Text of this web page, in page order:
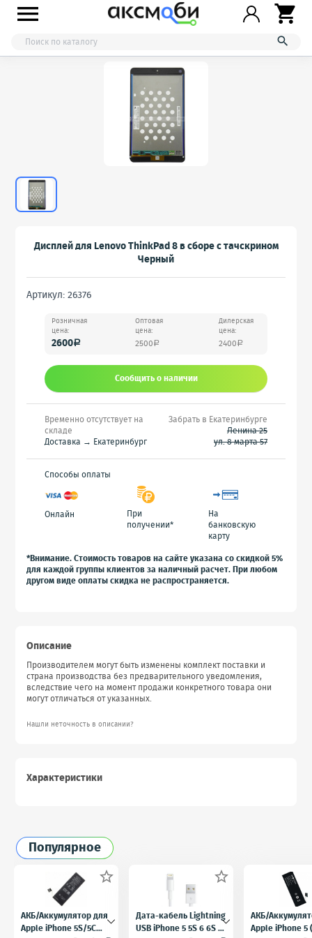



Дисплей для Lenovo ThinkPad 8 в сборе с тачскрином
Черный
Артикул: 26376
Розничная
цена:
2600a
Оптовая
цена:
2500 a
Дилерская
цена:
2400 a
Сообщить o наличии
Временно отсутствует на
складе
Доставка → Екатеринбург
Забрать в Екатеринбурге
Ленина 25
ул. 8 марта 57
Способы оплаты
Онлайн
При
получении*
На
банковскую
карту
*Внимание. Стоимость товаров на сайте указана со скидкой 5%
для каждой группы клиентов за наличный расчет. При любом
другом виде оплаты скидка не распространяется.
Описание
Производителем могут быть изменены комплект поставки и
страна производства без предварительного уведомления,
вследствие чего на момент продажи конкретного товара они
могут отличаться от указанных.
Нашли неточность в описании?
Характеристики
Популярное

АКБ/Аккумулятор для
Apple iPhone 5S/5C

Дата-кабель Lightning
USB iPhone 5 5S 6 6S 7
АКБ/
Apple iPhone